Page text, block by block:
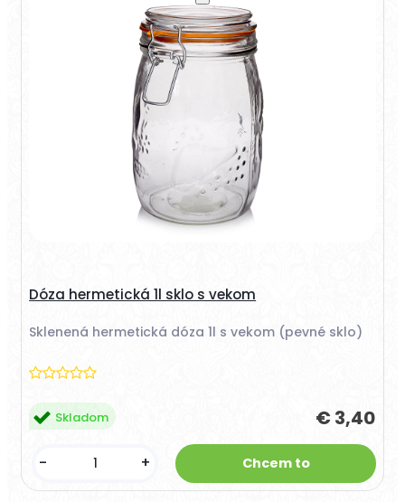
Dóza hermetická 1l sklo s vekom
Sklenená hermetická dóza 1l s vekom (pevné sklo)
€ 3,40
Skladom
- +